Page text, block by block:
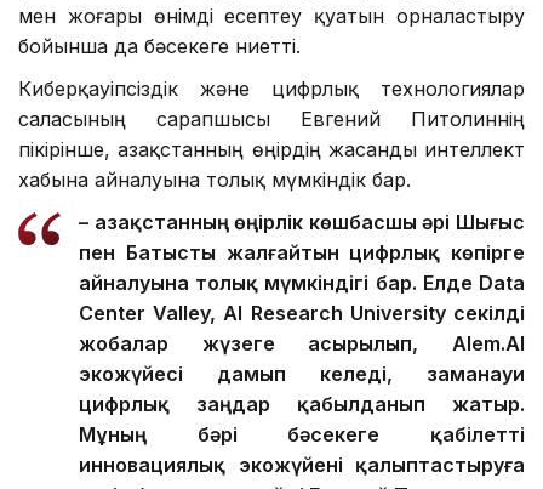
мен жоғары өнімді есептеу қуатын орналастыру
бойынша да бәсекеге ниетті.
Киберқауіпсіздік және цифрлық технологиялар
саласының сарапшысы Евгений Питолиннің
пікірінше, Қазақстанның өңірдің жасанды интеллект
хабына айналуына толық мүмкіндік бар.
– Қазақстанның өңірлік көшбасшы әрі Шығыс
пен Батысты жалғайтын цифрлық көпірге
айналуына толық мүмкіндігі бар. Елде Data
Center Valley, AI Research University секілді
жобалар жүзеге асырылып, Alem.AI
экожүйесі дамып келеді, заманауи
цифрлық заңдар қабылданып жатыр.
Мұның бәрі бәсекеге қабілетті
инновациялық экожүйені қалыптастыруға